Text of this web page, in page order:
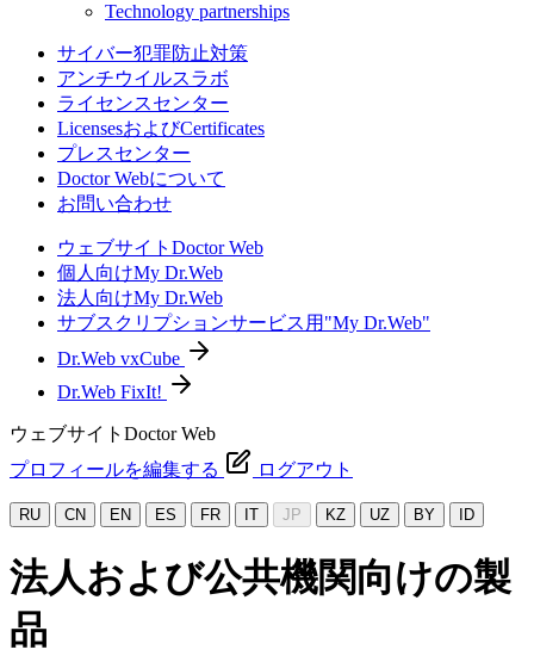
Technology partnerships
サイバー犯罪防止対策
アンチウイルスラボ
ライセンスセンター
LicensesおよびCertificates
プレスセンター
Doctor Webについて
お問い合わせ
ウェブサイトDoctor Web
個人向けMy Dr.Web
法人向けMy Dr.Web
サブスクリプションサービス用"My Dr.Web"
Dr.Web vxCube
Dr.Web FixIt!
ウェブサイトDoctor Web
プロフィールを編集する
ログアウト
RU CN EN ES FR IT JP KZ UZ BY ID
法人および公共機関向けの製
品